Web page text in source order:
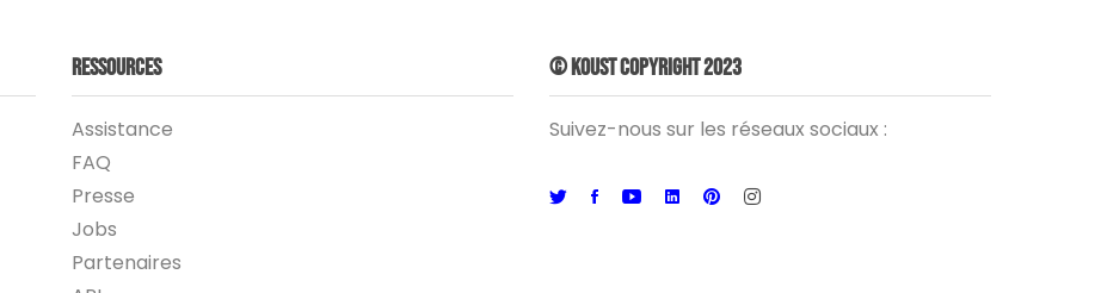
Ressources
Assistance
FAQ
Presse
Jobs
Partenaires
© Koust Copyright 2023
Suivez-nous sur les réseaux sociaux :